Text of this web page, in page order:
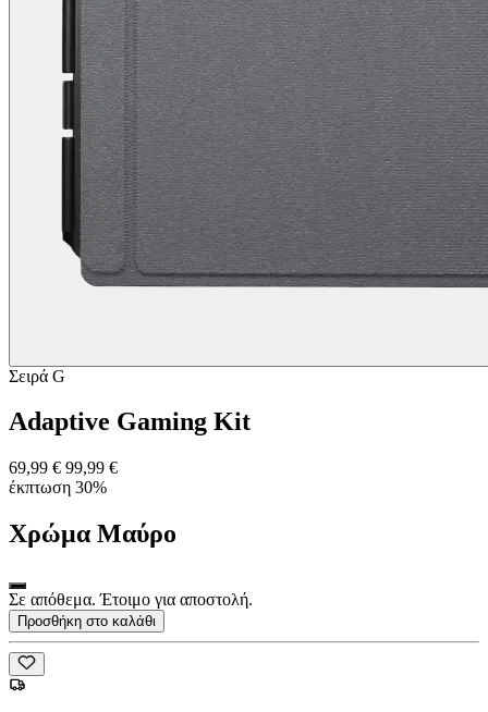
Σειρά G
Adaptive Gaming Kit
69,99 € 99,99 €
έκπτωση 30%
Χρώμα Μαύρο
Σε απόθεμα. Έτοιμο για αποστολή.
Προσθήκη στο καλάθι